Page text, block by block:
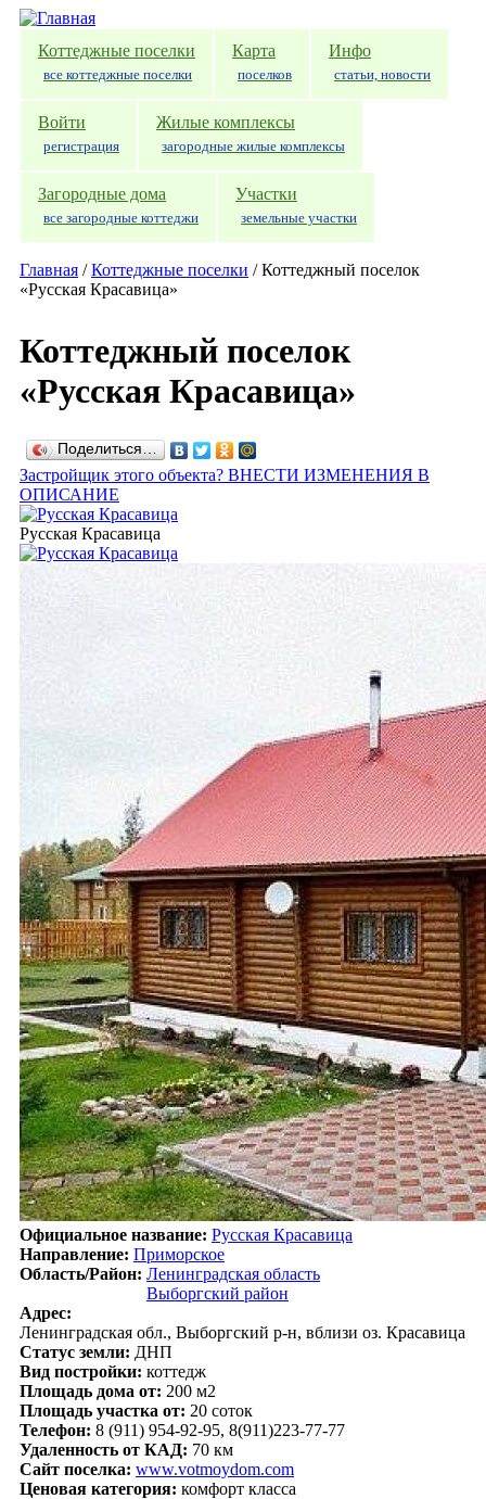
Перейти к основному содержанию
Коттеджные поселки
все коттеджные поселки
Карта
поселков
Инфо
статьи, новости
Войти
регистрация
Жилые комплексы
загородные жилые комплексы
Загородные дома
все загородные коттеджи
Участки
земельные участки
Главная / Коттеджные поселки /Коттеджный поселок
«Русская Красавица»
Коттеджный поселок
«Русская Красавица»
Поделиться…
Застройщик этого объекта? ВНЕСТИ ИЗМЕНЕНИЯ В
ОПИСАНИЕ
Русская Красавица
Официальное название: Русская Красавица
Направление: Приморское
Область/Район: Ленинградская область
Выборгский район
Адрес:
Ленинградская обл., Выборгский р-н, вблизи оз. Красавица
Статус земли: ДНП
Вид постройки: коттедж
Площадь дома от: 200 м2
Площадь участка от: 20 соток
Телефон: 8 (911) 954-92-95, 8(911)223-77-77
Удаленность от КАД: 70 км
Сайт поселка: www.votmoydom.com
Ценовая категория: комфорт класса